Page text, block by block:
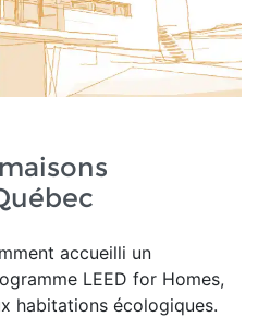
accueilli un
LEED for Homes,
habitations écologiques.